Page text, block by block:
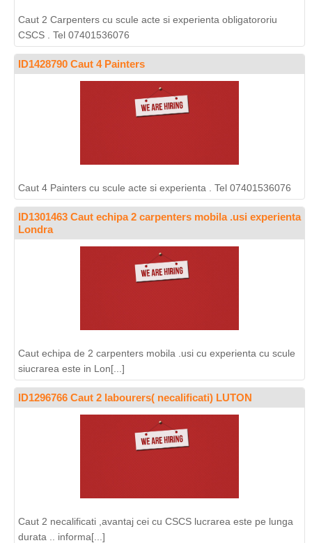
Caut 2 Carpenters cu scule acte si experienta obligatororiu
CSCS . Tel 07401536076
ID1428790 Caut 4 Painters
Caut 4 Painters cu scule acte si experienta . Tel 07401536076
ID1301463 Caut echipa 2 carpenters mobila .usi experienta
Londra
Caut echipa de 2 carpenters mobila .usi cu experienta cu scule
siucrarea este in Lon[...]
ID1296766 Caut 2 labourers( necalificati) LUTON
Caut 2 necalificati ,avantaj cei cu CSCS lucrarea este pe lunga
durata .. informa[...]